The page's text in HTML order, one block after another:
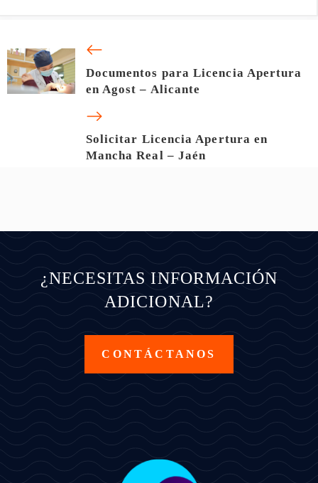
Documentos para Licencia Apertura
en Agost – Alicante
Solicitar Licencia Apertura en
Mancha Real – Jaén
¿NECESITAS INFORMACIÓN
ADICIONAL?
CONTÁCTANOS